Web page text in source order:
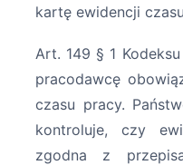
kartę ewidencji
Art. 149 § 1
pracodawcę
czasu pracy.
kontroluje, czy
zgodna z